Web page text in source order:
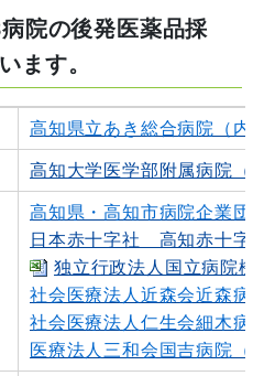
院の後発医薬品採
ます。
高知県立あき総合病院（
高知大学医学部附属病院
高知県・高知市病院企業
日本赤十字社 高知赤十
独立行政法人国立病院
社会医療法人近森会近森
社会医療法人仁生会細木
医療法人三和会国吉病院